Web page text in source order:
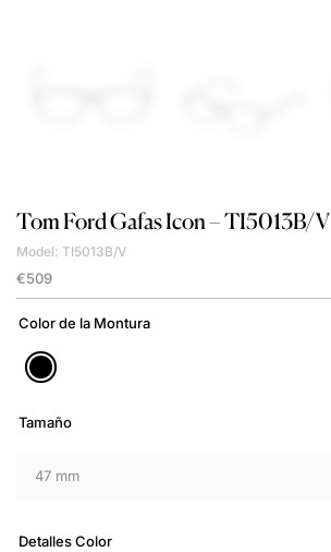
Tom FordGafas Icon – TI5013B/V
Model: TI5013B/V
€509
Color de la Montura
Tamaño
Detalles Color